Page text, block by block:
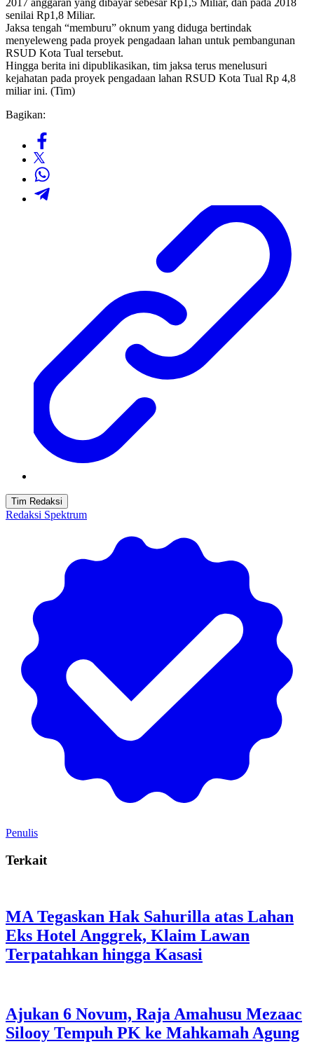
senilai Rp1,8 Miliar.
Jaksa tengah “memburu” oknum yang diduga bertindak
menyeleweng pada proyek pengadaan lahan untuk pembangunan
RSUD Kota Tual tersebut.
Hingga berita ini dipublikasikan, tim jaksa terus menelusuri
kejahatan pada proyek pengadaan lahan RSUD Kota Tual Rp 4,8
miliar ini. (Tim)
Bagikan:
Tim Redaksi
Redaksi Spektrum
Penulis
Terkait
MA Tegaskan Hak Sahurilla atas Lahan
Eks Hotel Anggrek, Klaim Lawan
Terpatahkan hingga Kasasi
Ajukan 6 Novum, Raja Amahusu Mezaac
Silooy Tempuh PK ke Mahkamah Agung